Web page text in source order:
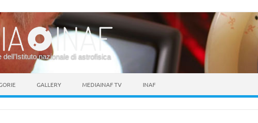
dell’Istituto nazionale di astrofisica
GALLERY MEDIAINAF TV INAF